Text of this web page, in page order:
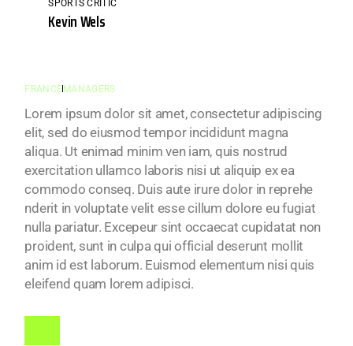
SPORTS CRITIC
Kevin Wels
FRANCE MANAGERS
Lorem ipsum dolor sit amet, consectetur adipiscing
elit, sed do eiusmod tempor incididunt magna
aliqua. Ut enimad minim ven iam, quis nostrud
exercitation ullamco laboris nisi ut aliquip ex ea
commodo conseq. Duis aute irure dolor in reprehe
nderit in voluptate velit esse cillum dolore eu fugiat
nulla pariatur. Excepeur sint occaecat cupidatat non
proident, sunt in culpa qui official deserunt mollit
anim id est laborum. Euismod elementum nisi quis
eleifend quam lorem adipisci.